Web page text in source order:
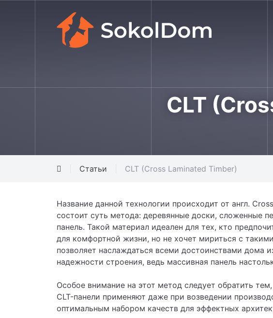
CLT
Статьи CLT (Cross Laminated Timber)
Название данной технологии происходит от англ.
состоит суть метода: деревянные доски, сложенные
панель. Такой материал идеален для тех, кто
для комфортной жизни, но не хочет мириться с
позволяет наслаждаться всеми достоинствами дома
надежности строения, ведь массивная панель
Особое внимание на этот метод следует обратить
CLT-панели применяют даже при возведении
оптимальным набором качеств для эффектных